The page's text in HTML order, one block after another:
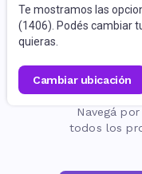
Te mostramos las
(1406). Podés cambiar
quieras.
cambiar ubicación
La
Navegá
todos los